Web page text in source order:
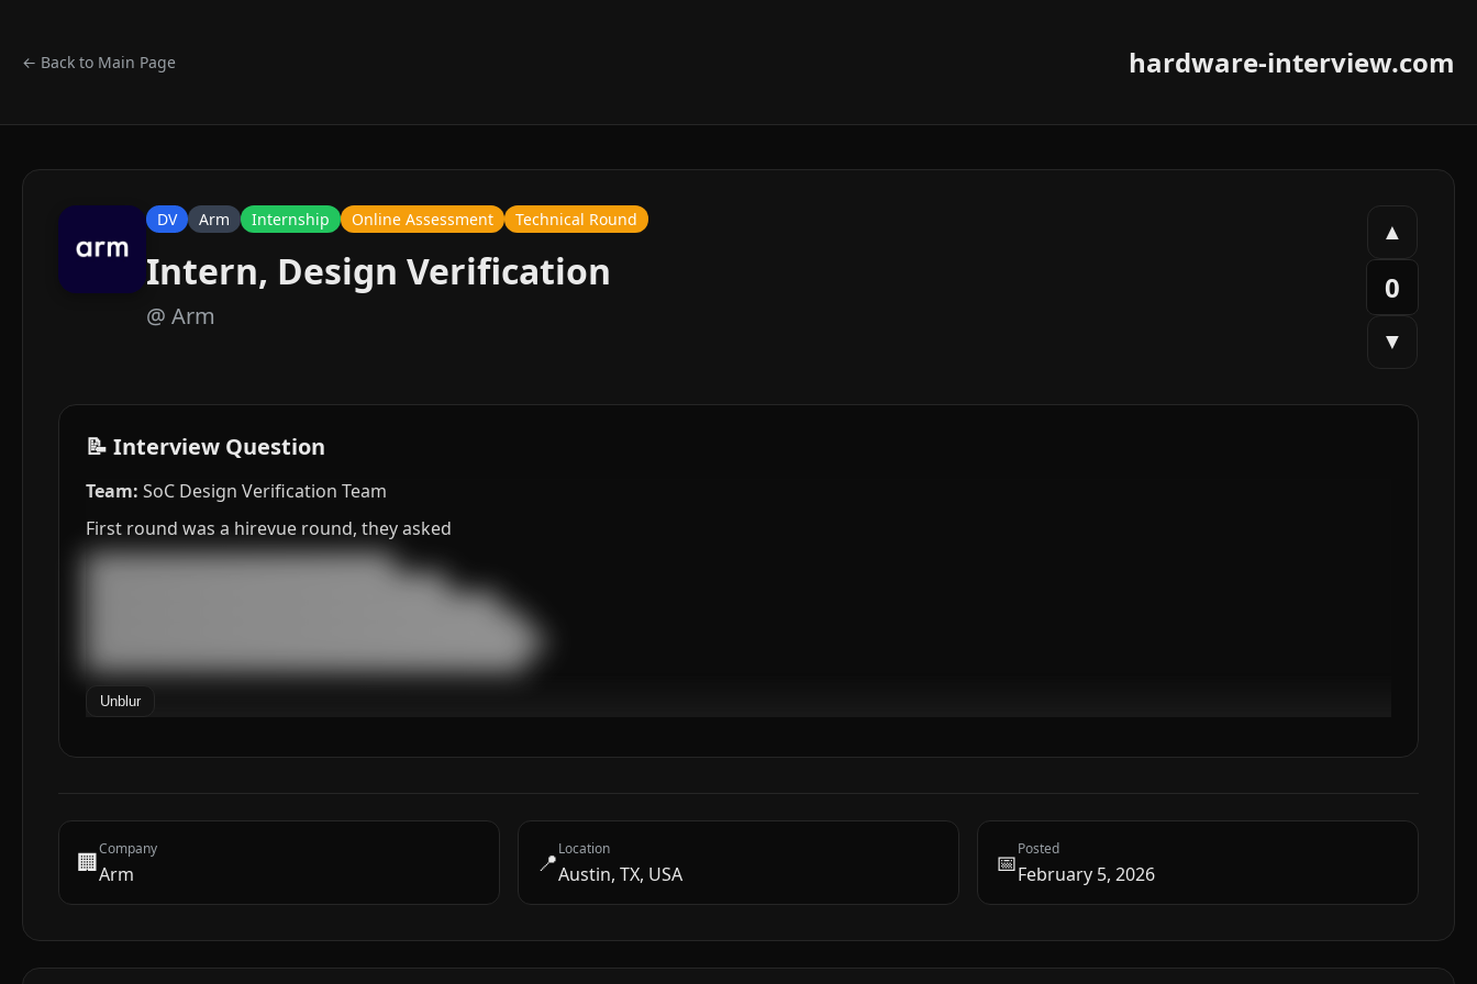
← Back to Main Page hardware-interview.com
DV Arm Internship Online Assessment Technical Round
Intern, Design Verification
@ Arm
▲
0
▼
📝 Interview Question
Team: SoC Design Verification Team
First round was a hirevue round, they asked
███████████████████████████████████
█████████████████████████████████████████
███████████████████████████████████████████████
██████████████████████████████████████████████████
██████████████████████████████████████████████████
Unblur
🏢Company
Arm 📍Location
Austin, TX, USA 📅Posted
February 5, 2026